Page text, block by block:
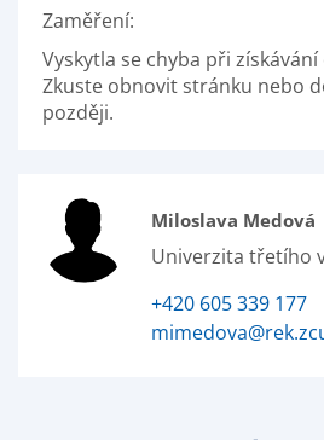
Zaměření:
Vyskytla se chyba při
Zkuste obnovit stránku nebo
později.
Miloslava Medová
Univerzita třetího
+420 605 339 177